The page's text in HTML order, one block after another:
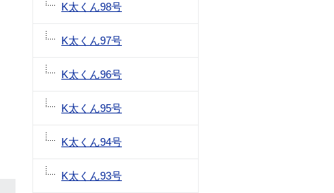
K太くん98号
K太くん97号
K太くん96号
K太くん95号
K太くん94号
K太くん93号